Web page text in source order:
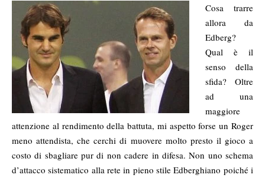
Cosa trarre
allora da
Edberg?
Qual è il
senso della
sfida? Oltre
ad una
maggiore
attenzione al rendimento della battuta, mi aspetto forse un Roger
meno attendista, che cerchi di muovere molto presto il gioco a
costo di sbagliare pur di non cadere in difesa. Non uno schema
d’attacco sistematico alla rete in pieno stile Edberghiano poiché i